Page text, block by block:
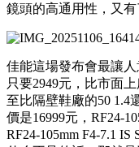
鏡頭的高通用性，又有
佳能這場發布會最讓人
只要2949元，比市面
至比隔壁鞋廠的50 1.4
價是16999元，RF24-
RF24-105mm F4-7.1